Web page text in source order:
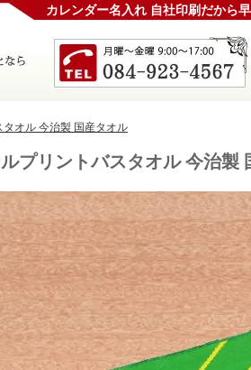
カレンダー名入れ 自社印刷だから
タオル 今治製 国産タオル
プリントバスタオル 今治製